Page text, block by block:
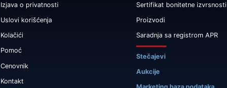
Izjava o privatnosti
Uslovi korišćenja
Kolačići
Pomoć
Cenovnik
Kontakt
Sertifikat bonitetne izvrsnosti
Proizvodi
Saradnja sa registrom APR
Stečajevi
Aukcije